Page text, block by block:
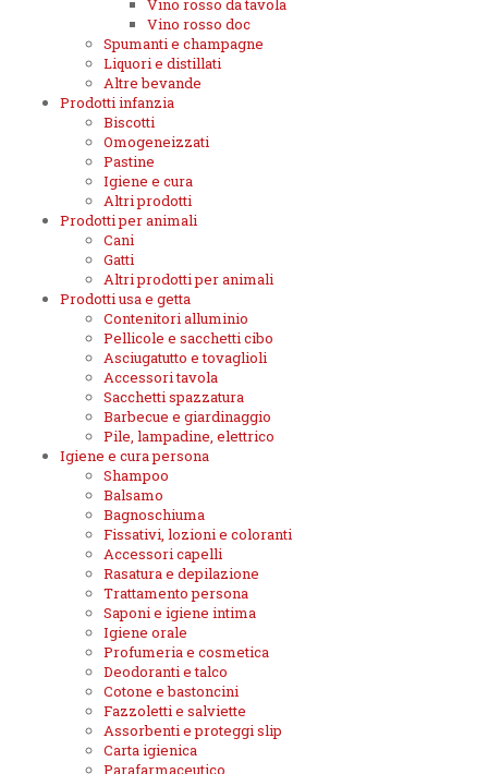
Vino rosso da tavola
Vino rosso doc
Spumanti e champagne
Liquori e distillati
Altre bevande
Prodotti infanzia
Biscotti
Omogeneizzati
Pastine
Igiene e cura
Altri prodotti
Prodotti per animali
Cani
Gatti
Altri prodotti per animali
Prodotti usa e getta
Contenitori alluminio
Pellicole e sacchetti cibo
Asciugatutto e tovaglioli
Accessori tavola
Sacchetti spazzatura
Barbecue e giardinaggio
Pile, lampadine, elettrico
Igiene e cura persona
Shampoo
Balsamo
Bagnoschiuma
Fissativi, lozioni e coloranti
Accessori capelli
Rasatura e depilazione
Trattamento persona
Saponi e igiene intima
Igiene orale
Profumeria e cosmetica
Deodoranti e talco
Cotone e bastoncini
Fazzoletti e salviette
Assorbenti e proteggi slip
Carta igienica
Parafarmaceutico